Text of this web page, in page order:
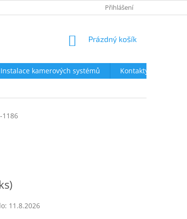
OBCHODNÍ PODMÍNKY
Přihlášení
NÁKUPNÍ
Prázdný košík
Instalace kamerových systémů
Kontakty
1186
11.8.2026